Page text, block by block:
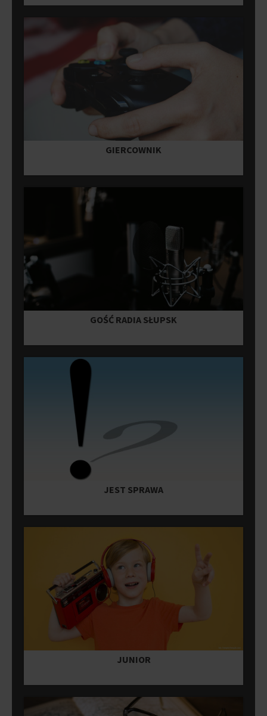
GIERCOWNIK
GOŚĆ RADIA SŁUPSK
JEST SPRAWA
JUNIOR